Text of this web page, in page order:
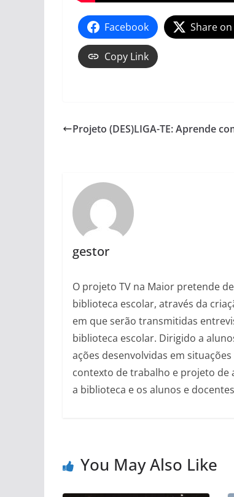
Facebook Share on
Copy Link
Projeto (DES)LIGA-TE: Aprende
gestor
O projeto TV na Maior pretende
biblioteca escolar, através da
em que serão transmitidas
biblioteca escolar. Dirigido a
ações desenvolvidas em
contexto de trabalho e projeto
a biblioteca e os alunos e
You May Also Like